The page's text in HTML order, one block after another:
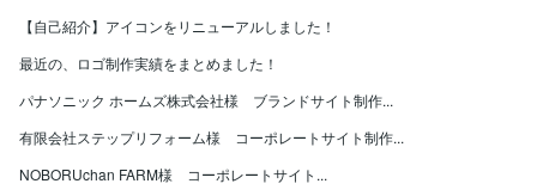
【自己紹介】アイコンをリニューアルしました！
最近の、ロゴ制作実績をまとめました！
パナソニック ホームズ株式会社様 ブランドサイト制作...
有限会社ステップリフォーム様 コーポレートサイト制作...
NOBORUchan FARM様 コーポレートサイト...